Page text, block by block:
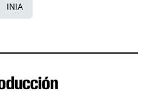
INIA